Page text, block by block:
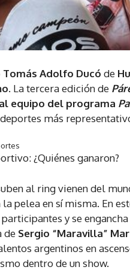
Tomás Adolfo Ducó de
. La tercera edición de
al equipo del programa
más
¿Quiénes ganaron?
al ring vienen del
la pelea en sí misma. En
y se
de Sergio “Maravilla”
argentinos en
dentro de un show.